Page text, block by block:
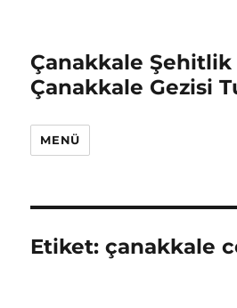
Çanakkale Şehitlik
Çanakkale Gezisi
MENÜ
Etiket:çanakkale